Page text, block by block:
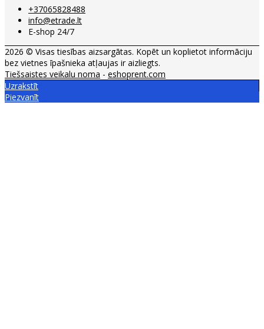
+37065828488
info@etrade.lt
E-shop 24/7
2026 © Visas tiesības aizsargātas. Kopēt un koplietot informāciju
bez vietnes īpašnieka atļaujas ir aizliegts.
Tiešsaistes veikalu noma - eshoprent.com
Uzrakstīt
Piezvanīt